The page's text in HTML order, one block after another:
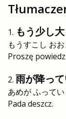
もう少し
もうすこし お
Proszę
雨が降って
あめが ふってい
Pada deszcz.